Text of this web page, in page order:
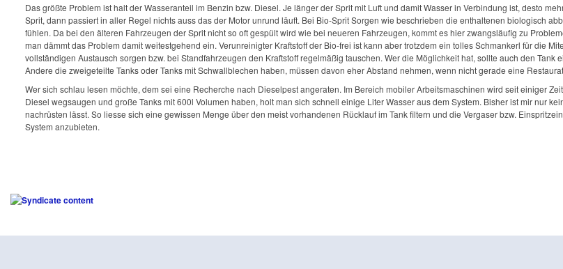
Das größte Problem ist halt der Wasseranteil im Benzin bzw. Diesel. Je länger der Sprit mit Luft und damit Wasser in Verbindung ist, desto
Sprit, dann passiert in aller Regel nichts auss das der Motor unrund läuft. Bei Bio-Sprit Sorgen wie beschrieben die enthaltenen biologisch
fühlen. Da bei den älteren Fahrzeugen der Sprit nicht so oft gespült wird wie bei neueren Fahrzeugen, kommt es hier zwangsläufig zu
man dämmt das Problem damit weitestgehend ein. Verunreinigter Kraftstoff der Bio-frei ist kann aber trotzdem ein tolles Schmankerl für die
vollständigen Austausch sorgen bzw. bei Standfahrzeugen den Kraftstoff regelmäßig tauschen. Wer die Möglichkeit hat, sollte auch den
Andere die zweigeteilte Tanks oder Tanks mit Schwallblechen haben, müssen davon eher Abstand nehmen, wenn nicht gerade eine
Wer sich schlau lesen möchte, dem sei eine Recherche nach Dieselpest angeraten. Im Bereich mobiler Arbeitsmaschinen wird seit einiger
Diesel wegsaugen und große Tanks mit 600l Volumen haben, holt man sich schnell einige Liter Wasser aus dem System. Bisher ist mir nur
nachrüsten lässt. So liesse sich eine gewissen Menge über den meist vorhandenen Rücklauf im Tank filtern und die Vergaser bzw.
System anzubieten.